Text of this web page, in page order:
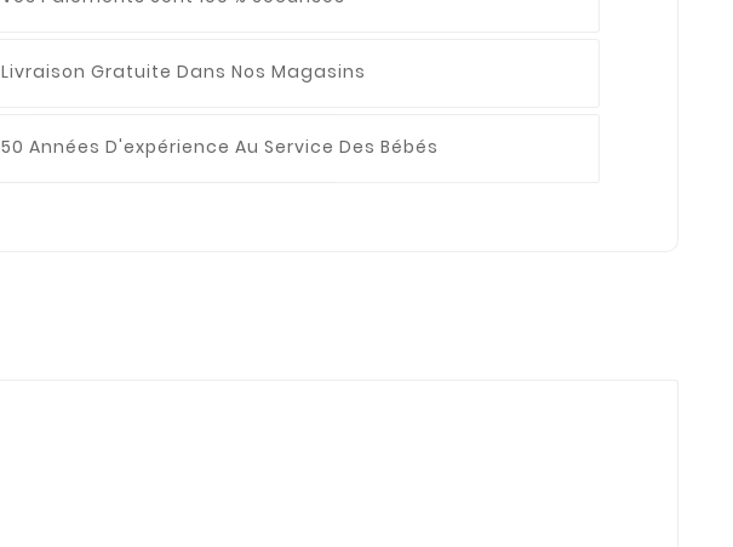
Livraison Gratuite Dans Nos Magasins
50 Années D'expérience Au Service Des Bébés